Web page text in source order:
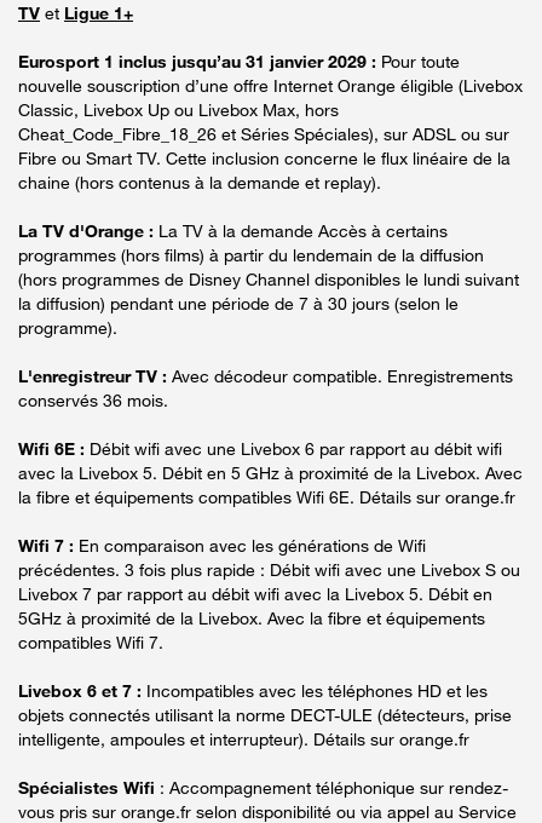
TV et Ligue 1+
Eurosport 1 inclus jusqu’au 31 janvier 2029 : Pour toute
nouvelle souscription d’une offre Internet Orange éligible (Livebox
Classic, Livebox Up ou Livebox Max, hors
Cheat_Code_Fibre_18_26 et Séries Spéciales), sur ADSL ou sur
Fibre ou Smart TV. Cette inclusion concerne le flux linéaire de la
chaine (hors contenus à la demande et replay).
La TV d'Orange : La TV à la demande Accès à certains
programmes (hors films) à partir du lendemain de la diffusion
(hors programmes de Disney Channel disponibles le lundi suivant
la diffusion) pendant une période de 7 à 30 jours (selon le
programme).
L'enregistreur TV : Avec décodeur compatible. Enregistrements
conservés 36 mois.
Wifi 6E : Débit wifi avec une Livebox 6 par rapport au débit wifi
avec la Livebox 5. Débit en 5 GHz à proximité de la Livebox. Avec
la fibre et équipements compatibles Wifi 6E. Détails sur orange.fr
Wifi 7 : En comparaison avec les générations de Wifi
précédentes. 3 fois plus rapide : Débit wifi avec une Livebox S ou
Livebox 7 par rapport au débit wifi avec la Livebox 5. Débit en
5GHz à proximité de la Livebox. Avec la fibre et équipements
compatibles Wifi 7.
Livebox 6 et 7 : Incompatibles avec les téléphones HD et les
objets connectés utilisant la norme DECT-ULE (détecteurs, prise
intelligente, ampoules et interrupteur). Détails sur orange.fr
Spécialistes Wifi : Accompagnement téléphonique sur rendez-
vous pris sur orange.fr selon disponibilité ou via appel au Service